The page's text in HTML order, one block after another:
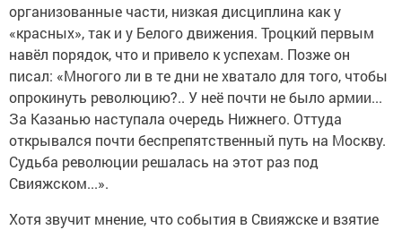
организованные части, низкая дисциплина как у
«красных», так и у Белого движения. Троцкий первым
навёл порядок, что и привело к успехам. Позже он
писал: «Многого ли в те дни не хватало для того, чтобы
опрокинуть революцию?.. У неё почти не было армии...
За Казанью наступала очередь Нижнего. Оттуда
открывался почти беспрепятственный путь на Москву.
Судьба революции решалась на этот раз под
Свияжском...».
Хотя звучит мнение, что события в Свияжске и взятие